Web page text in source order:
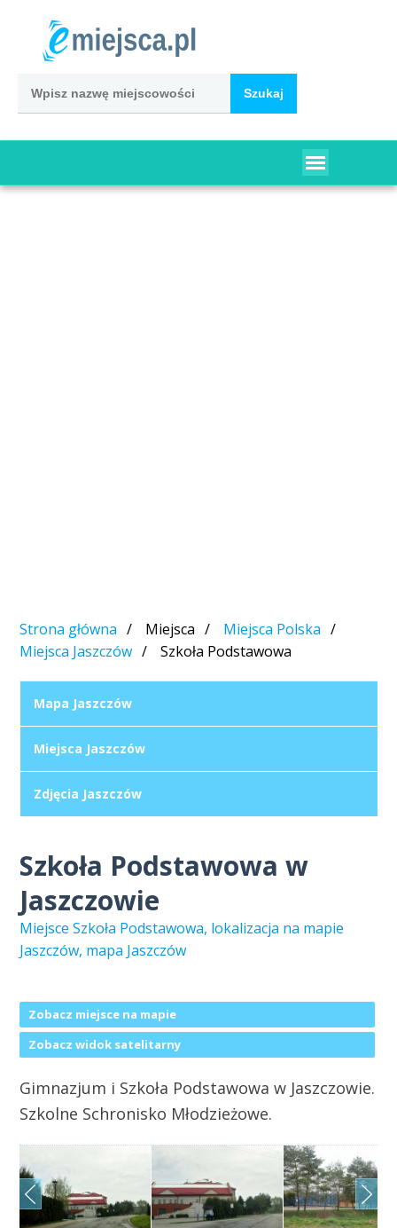
Strona główna Miejsca
Miejsca Polska
Miejsca Jaszczów
Szkoła Podstawowa
Mapa Jaszczów
Miejsca Jaszczów
Zdjęcia Jaszczów
Szkoła Podstawowa w
Jaszczowie
Miejsce Szkoła Podstawowa, lokalizacja na mapie
Jaszczów, mapa Jaszczów
Zobacz miejsce na mapie
Zobacz widok satelitarny
Gimnazjum i Szkoła Podstawowa w Jaszczowie.
Szkolne Schronisko Młodzieżowe.